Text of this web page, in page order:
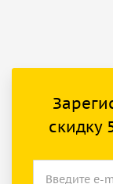
скидку